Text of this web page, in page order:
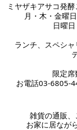
ミヤザキアサコ発
月・木・金曜
日曜
ランチ、スペシ
限定
お電話03-6805-
雑貨の通販、
お家に居なが